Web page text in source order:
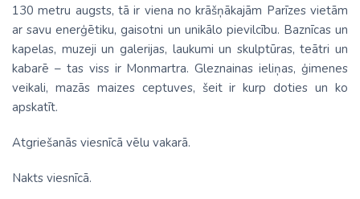
130 metru augsts, tā ir viena no krāšņākajām Parīzes vietām
ar savu enerģētiku, gaisotni un unikālo pievilcību. Baznīcas un
kapelas, muzeji un galerijas, laukumi un skulptūras, teātri un
kabarē – tas viss ir Monmartra. Gleznainas ieliņas, ģimenes
veikali, mazās maizes ceptuves, šeit ir kurp doties un ko
apskatīt.
Atgriešanās viesnīcā vēlu vakarā.
Nakts viesnīcā.